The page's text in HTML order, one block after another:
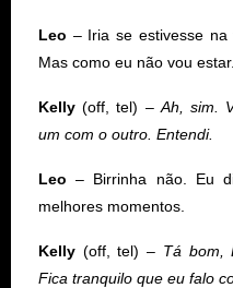
Leo – Iria se estivesse na
Mas como eu não vou
Kelly (off, tel) – Ah, sim.
um com o outro. Entendi.
Leo – Birrinha não. Eu
melhores momentos.
Kelly (off, tel) – Tá bom,
Fica tranquilo que eu falo